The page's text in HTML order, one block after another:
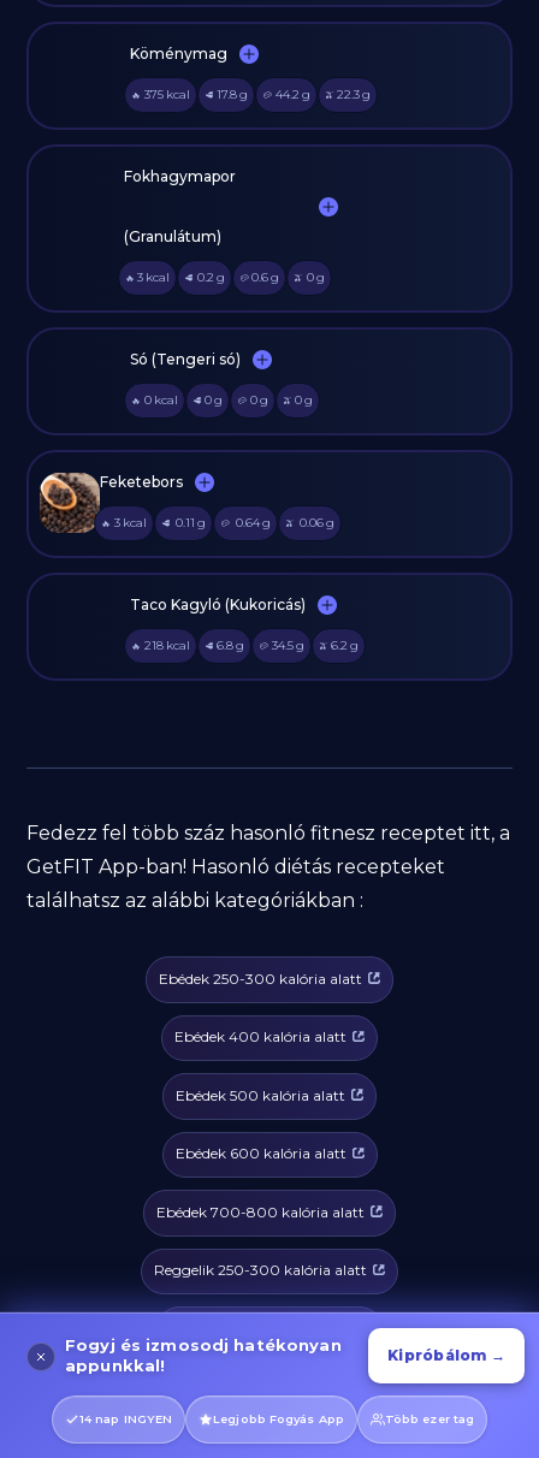
Köménymag
🔥 375 kcal 🥩 17.8g 🥔 44.2 g 🫒 22.3g
Fokhagymapor
(Granulátum)
🔥 3 kcal 🥩 0.2 g 🥔 0.6g 🫒 0g
Só (Tengeri só)
🔥 0 kcal 🥩 0g 🥔 0g 🫒 0g
Feketebors
🔥 3 kcal 🥩 0.11 g 🥔 0.64g 🫒 0.06g
Taco Kagyló (Kukoricás)
🔥 218 kcal 🥩 6.8g 🥔 34.5g 🫒 6.2 g
Fedezz fel több száz hasonló fitnesz receptet itt, a
GetFIT App-ban! Hasonló diétás recepteket
találhatsz az alábbi kategóriákban :
Ebédek 250-300 kalória alatt
Ebédek 400 kalória alatt
Ebédek 500 kalória alatt
Ebédek 600 kalória alatt
Ebédek 700-800 kalória alatt
Reggelik 250-300 kalória alatt
Reggelik 600 kalória alatt
Fogyj és izmosodj hatékonyan
appunkkal!
Kipróbálom →
14 nap INGYEN Legjobb Fogyás App Több ezer tag